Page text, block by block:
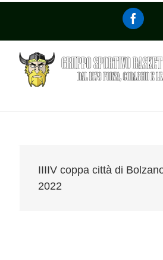
IIIIV coppa città di
2022